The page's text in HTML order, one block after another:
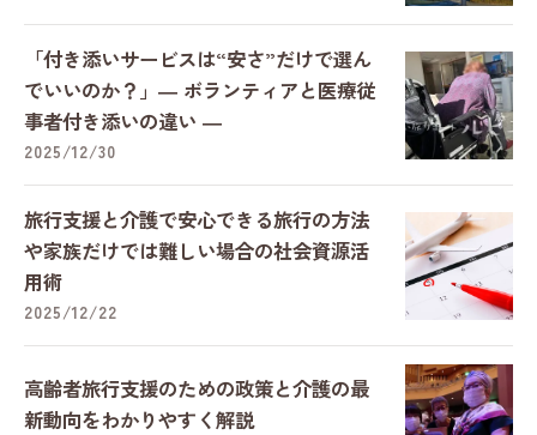
「付き添いサービスは“安さ”だけで選ん
でいいのか？」― ボランティアと医療従
事者付き添いの違い ―
2025/12/30
旅行支援と介護で安心できる旅行の方法
や家族だけでは難しい場合の社会資源活
用術
2025/12/22
高齢者旅行支援のための政策と介護の最
新動向をわかりやすく解説